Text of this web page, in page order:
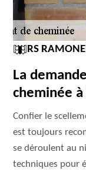
RS
La
cheminée à
Confier le
est toujours
se déroulent au
techniques pour